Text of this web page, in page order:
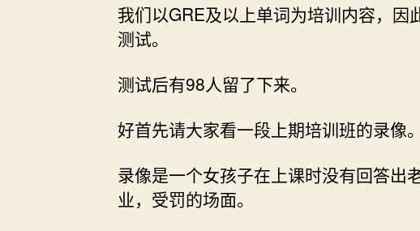
我们以GRE及以上单词为培训内容，因
测试。
测试后有98人留了下来。
好首先请大家看一段上期培训班的录像。
录像是一个女孩子在上课时没有回答出
业，受罚的场面。